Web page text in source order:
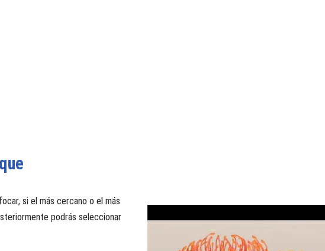
si el más cercano o el más
podrás seleccionar